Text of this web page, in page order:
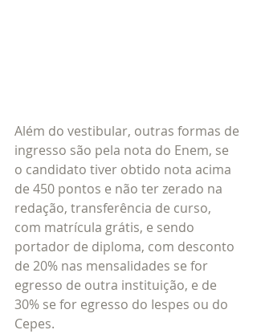
Além do vestibular, outras formas de
ingresso são pela nota do Enem, se
o candidato tiver obtido nota acima
de 450 pontos e não ter zerado na
redação, transferência de curso,
com matrícula grátis, e sendo
portador de diploma, com desconto
de 20% nas mensalidades se for
egresso de outra instituição, e de
30% se for egresso do Iespes ou do
Cepes.